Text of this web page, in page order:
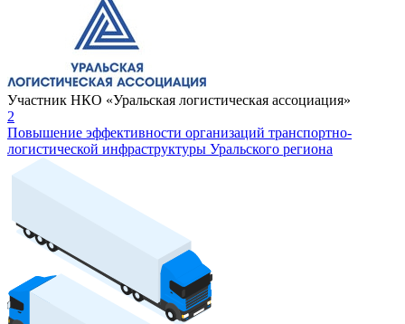
Участник НКО «Уральская логистическая ассоциация»
2
Повышение эффективности организаций транспортно-
логистической инфраструктуры Уральского региона